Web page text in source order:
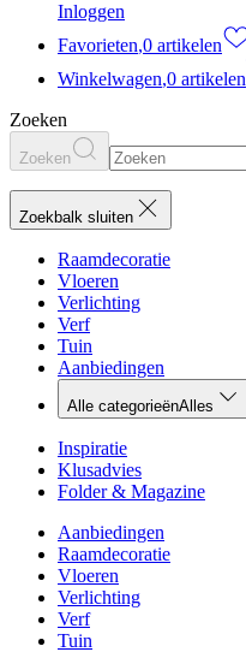
Inloggen
Favorieten,0 artikelen
Winkelwagen,0 artikelen
Zoeken
Zoeken
Zoekbalk sluiten
Raamdecoratie
Vloeren
Verlichting
Verf
Tuin
Aanbiedingen
Alle categorieënAlles
Inspiratie
Klusadvies
Folder & Magazine
Aanbiedingen
Raamdecoratie
Vloeren
Verlichting
Verf
Tuin